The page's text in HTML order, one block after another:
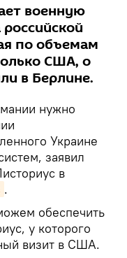
военную
по объемам
США, о
в Берлине.
нужно
Украине
заявил
в
.
обеспечить
у которого
визит в США.